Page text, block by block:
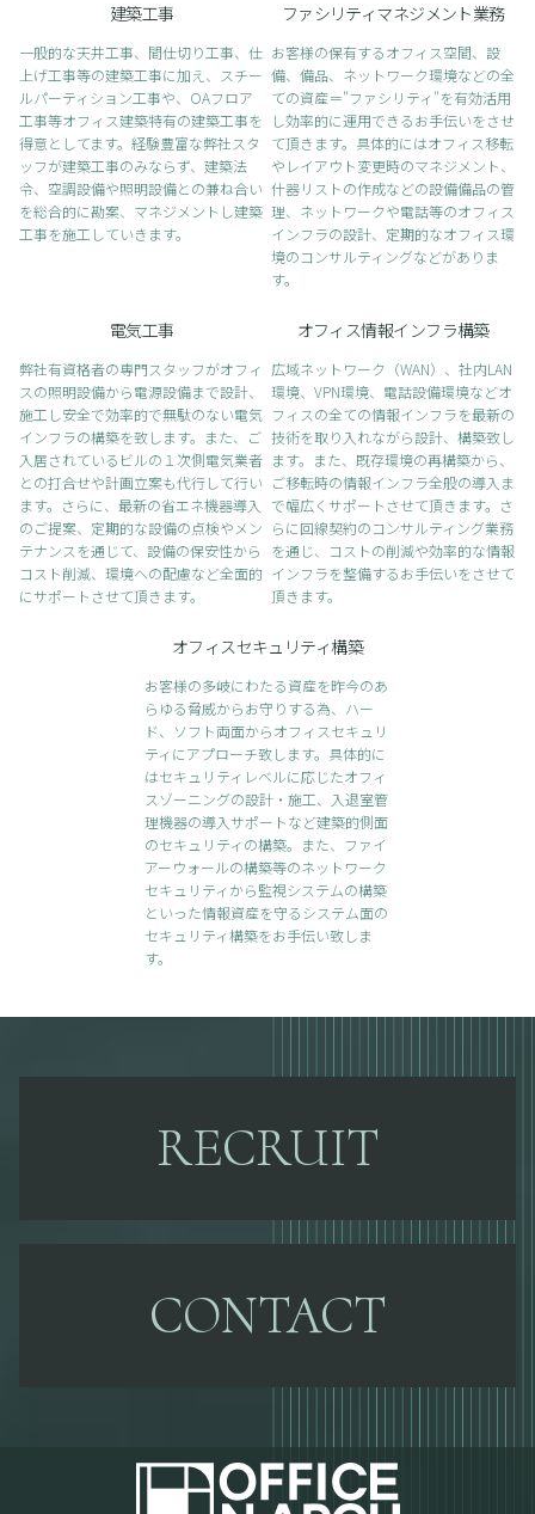
建築工事
一般的な天井工事、間仕切り工事、仕
上げ工事等の建築工事に加え、スチー
ルパーティション工事や、OAフロア
工事等オフィス建築特有の建築工事を
得意としてます。 経験豊富な弊社スタ
ッフが建築工事のみならず、建築法
令、空調設備や照明設備との兼ね合い
を総合的に勘案、マネジメントし建築
工事を施工していきます。
ファシリティマネジメント業務
お客様の保有するオフィス空間、設
備、備品、ネットワーク環境などの全
ての資産＝"ファシリティ"を有効活用
し効率的に運用できるお手伝いをさせ
て頂きます。 具体的にはオフィス移転
やレイアウト変更時のマネジメント、
什器リストの作成などの設備備品の管
理、ネットワークや電話等のオフィス
インフラの設計、定期的なオフィス環
境のコンサルティングなどがありま
す。
電気工事
弊社有資格者の専門スタッフがオフィ
スの照明設備から電源設備まで設計、
施工し安全で効率的で無駄のない電気
インフラの構築を致します。 また、ご
入居されているビルの１次側電気業者
との打合せや計画立案も代行して行い
ます。 さらに、最新の省エネ機器導入
のご提案、定期的な設備の点検やメン
テナンスを通じて、設備の保安性から
コスト削減、環境への配慮など全面的
にサポートさせて頂きます。
オフィス情報インフラ構築
広域ネットワーク（WAN）、社内LAN
環境、VPN環境、電話設備環境などオ
フィスの全ての情報インフラを最新の
技術を取り入れながら設計、構築致し
ます。 また、既存環境の再構築から、
ご移転時の情報インフラ全般の導入ま
で幅広くサポートさせて頂きます。 さ
らに回線契約のコンサルティング業務
を通じ、コストの削減や効率的な情報
インフラを整備するお手伝いをさせて
頂きます。
オフィスセキュリティ構築
お客様の多岐にわたる資産を昨今のあ
らゆる脅威からお守りする為、ハー
ド、ソフト両面からオフィスセキュリ
ティにアプローチ致します。 具体的に
はセキュリティレベルに応じたオフィ
スゾーニングの設計・施工、入退室管
理機器の導入サポートなど建築的側面
のセキュリティの構築。 また、ファイ
アーウォールの構築等のネットワーク
セキュリティから監視システムの構築
といった情報資産を守るシステム面の
セキュリティ構築をお手伝い致しま
す。
RECRUIT
CONTACT